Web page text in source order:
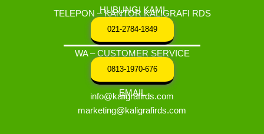
HUBUNGI KAMI
TELEPON – KANTOR KALIGRAFI RDS
021-2784-1849
WA – CUSTOMER SERVICE
0813-1970-676
EMAIL
info@kaligrafirds.com
marketing@kaligrafirds.com